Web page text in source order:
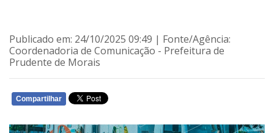
Publicado em: 24/10/2025 09:49 | Fonte/Agência:
Coordenadoria de Comunicação - Prefeitura de
Prudente de Morais
Compartilhar